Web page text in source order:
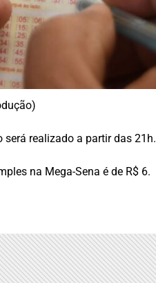
será realizado a partir das 21h.
na Mega-Sena é de R$ 6.